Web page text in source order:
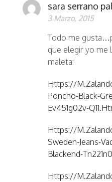
sara serrano
3 Marzo, 2015
Todo me
que elegir yo me
maleta:
Https://
Poncho-Black-
Ev451g02v-
Https://
Sweden-Jeans-
Blackend-
Https://